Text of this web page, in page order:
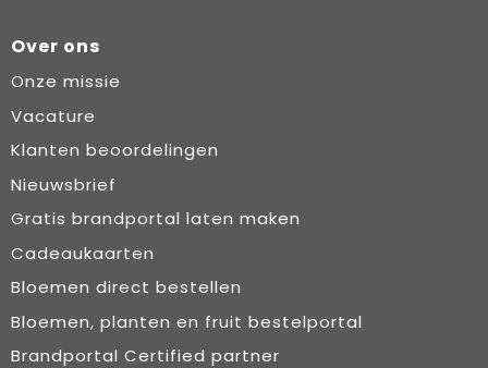
Over ons
Onze missie
Vacature
Klanten beoordelingen
Nieuwsbrief
Gratis brandportal laten maken
Cadeaukaarten
Bloemen direct bestellen
Bloemen, planten en fruit bestelportal
Brandportal Certified partner